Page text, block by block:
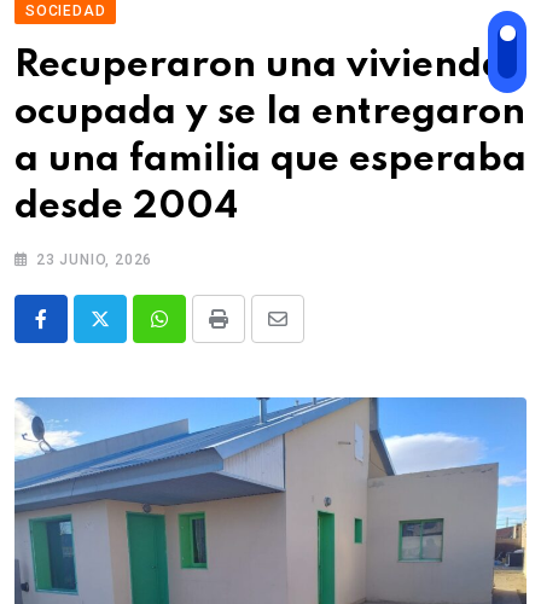
SOCIEDAD
Recuperaron una vivienda
ocupada y se la entregaron
a una familia que esperaba
desde 2004
23 JUNIO, 2026
WhatsappPrint
Share
Email